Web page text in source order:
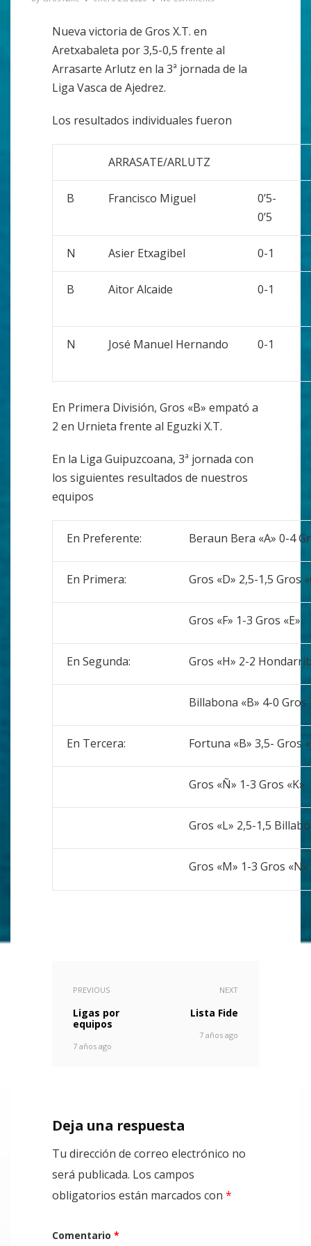
Nueva victoria de Gros X.T. en
Aretxabaleta por 3,5-0,5 frente al
Arrasarte Arlutz en la 3ª jornada de la
Liga Vasca de Ajedrez.
Los resultados individuales fueron
ARRASATE/ARLUTZ
B Francisco Miguel
0’5-
0’5
N Asier Etxagibel 0-1
B Aitor Alcaide 0-1
N José Manuel Hernando 0-1
En Primera División, Gros «B» empató a
2 en Urnieta frente al Eguzki X.T.
En la Liga Guipuzcoana, 3ª jornada con
los siguientes resultados de nuestros
equipos
En Preferente: Beraun Bera «A» 0-4
En Primera: Gros «D» 2,5-1,5 Gros
Gros «F» 1-3 Gros «E»
En Segunda: Gros «H» 2-2
Billabona «B» 4-0 Gros
En Tercera: Fortuna «B» 3,5- Gros
Gros «Ñ» 1-3 Gros «K»
Gros «L» 2,5-1,5
Gros «M» 1-3 Gros «N»
PREVIOUS
Ligas por
equipos
7 años ago
NEXT
Lista Fide
7 años ago
Deja una respuesta
Tu dirección de correo electrónico no
será publicada. Los campos
obligatorios están marcados con *
Comentario *